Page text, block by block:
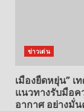
ข่าวเด่น
เมืองยืดหยุ่น”
แนวทางรับมือค
อากาศ อย่างมั่น